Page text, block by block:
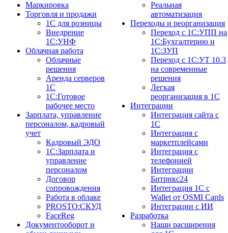
Маркировка
Торговля и продажи
1С для розницы
Внедрение
1С:УНФ
Облачная работа
Облачные
решения
Аренда серверов
1С
1C:Готовое
рабочее место
Зарплата, управление
персоналом, кадровый
учет
Кадровый ЭДО
1С:Зарплата и
управление
персоналом
Договор
сопровождения
Работа в облаке
PROSTO:СКУД
FaceReg
Документооборот и
Реальная
автоматизация
Переходы и реорганизация
Переход с 1С:УПП на
1С:Бухгалтерию и
1С:ЗУП
Переход с 1С:УТ 10.3
на современные
решения
Легкая
реорганизация в 1С
Интеграции
Интеграция сайта с
1С
Интеграция с
маркетплейсами
Интеграция с
телефонией
Интеграции
Битрикс24
Интеграция 1С с
Wallet от OSMI Cards
Интеграции с ИИ
Разработка
Наши расширения